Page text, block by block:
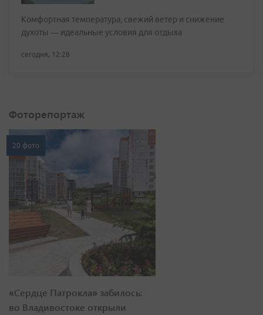
Комфортная температура, свежий ветер и снижение
духоты — идеальные условия для отдыха
сегодня, 12:28
Фоторепортаж
20 фото
«Сердце Патрокла» забилось:
во Владивостоке открыли